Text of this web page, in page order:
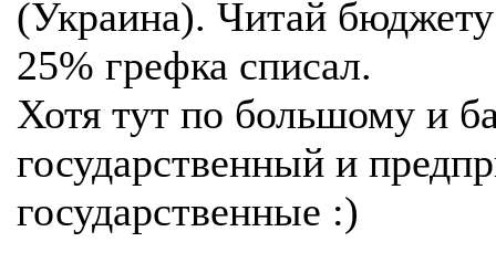
(Украина). Читай
25% грефка списал.
Хотя тут по большому и
государственный и
государственные :)